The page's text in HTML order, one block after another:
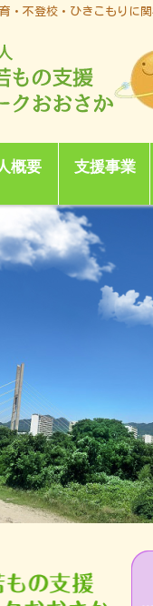
・不登校・ひきこもりに
概要 支援事業